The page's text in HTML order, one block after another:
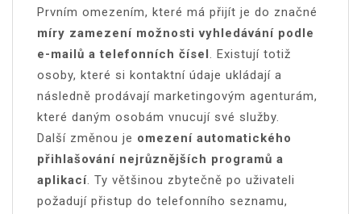
Prvním omezením, které má přijít je do značné
míry zamezení možnosti vyhledávání podle
e-mailů a telefonních čísel. Existují totiž
osoby, které si kontaktní údaje ukládají a
následně prodávají marketingovým agenturám,
které daným osobám vnucují své služby.
Další změnou je omezení automatického
přihlašování nejrůznějších programů a
aplikací. Ty většinou zbytečně po uživateli
požadují přistup do telefonního seznamu,